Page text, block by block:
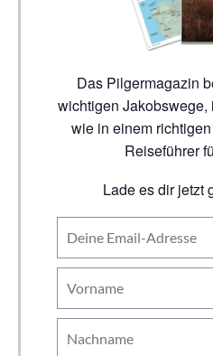
Das Pilgermagazin beschreibt auf 80 Seiten alle
wichtigen Jakobswege,
wie in einem
Reiseführer
Lade es dir jetzt